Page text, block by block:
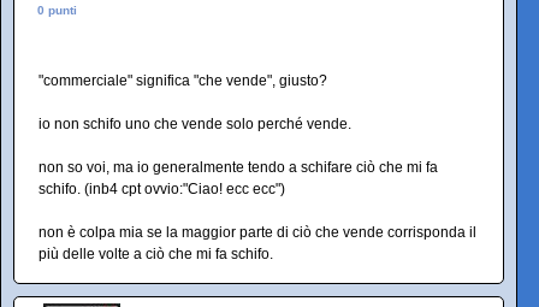
0 punti
"commerciale" significa "che vende", giusto?
io non schifo uno che vende solo perché vende.
non so voi, ma io generalmente tendo a schifare ciò che mi fa
schifo. (inb4 cpt ovvio:"Ciao! ecc ecc")
non è colpa mia se la maggior parte di ciò che vende corrisponda il
più delle volte a ciò che mi fa schifo.